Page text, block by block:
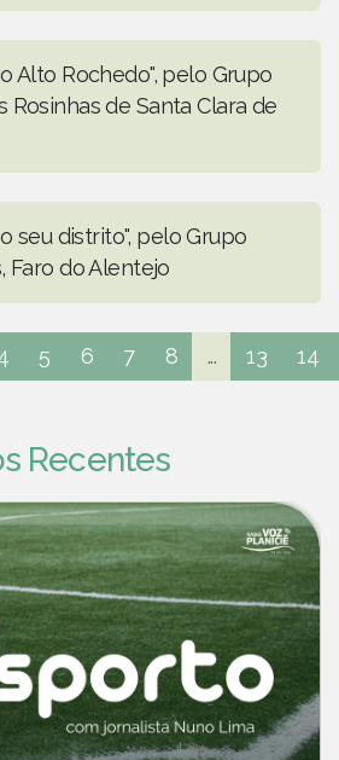
Alto Rochedo", pelo Grupo
Rosinhas de Santa Clara de
seu distrito", pelo Grupo
Faro do Alentejo
5 6 7 8 ... 13 14
Recentes